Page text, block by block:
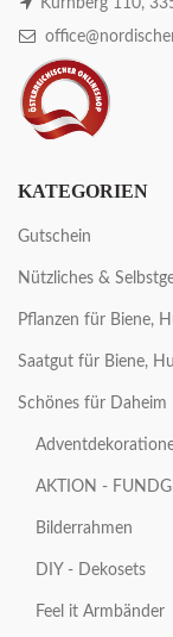
KATEGORIEN
Gutschein
Nützliches &
Pflanzen für Biene,
Saatgut für Biene,
Schönes für Daheim
AKTION -
Bilderrahmen
DIY - Dekosets
Feel it Armbänder